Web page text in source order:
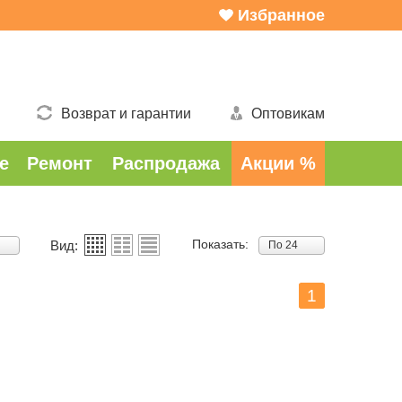
Избранное
Возврат и гарантии Оптовикам
Ремонт Распродажа Акции %
Вид: Показать: По 24
1